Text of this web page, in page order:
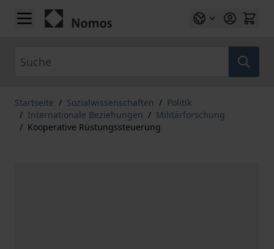
Zum Inhalt springen
Startseite / Sozialwissenschaften / Politik
/ Internationale Beziehungen / Militärforschung
/ Kooperative Rüstungssteuerung